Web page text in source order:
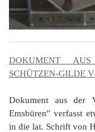
DOKUMENT
SCHÜTZEN-GILDE
Dokument aus der
Emsbüren" verfasst
in die lat. Schrift von